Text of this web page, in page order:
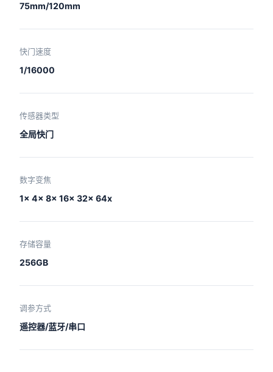
75mm/120mm
快门速度
1/16000
传感器类型
全局快门
数字变焦
1x 4x 8x 16x 32x 64x
存储容量
256GB
调参方式
遥控器/蓝牙/串口